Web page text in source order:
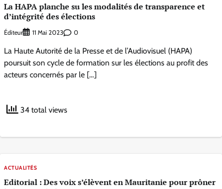
La HAPA planche su les modalités de transparence et
d’intégrité des élections
Éditeur 11 Mai 2023 0
La Haute Autorité de la Presse et de l’Audiovisuel (HAPA)
poursuit son cycle de formation sur les élections au profit des
acteurs concernés par le […]
34 total views
ACTUALITÉS
Editorial : Des voix s’élèvent en Mauritanie pour prôner